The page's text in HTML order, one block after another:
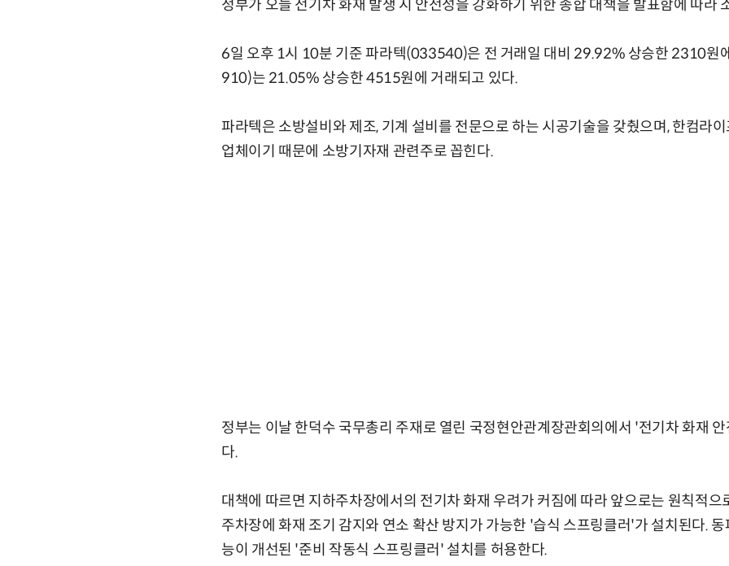
정부가 오늘 전기차 화재 발생 시 안전성을 강화하기 위한 종합 대책을 발표함에 따라
6일 오후 1시 10분 기준 파라텍(033540)은 전 거래일 대비 29.92% 상승한 2310원
910)는 21.05% 상승한 4515원에 거래되고 있다.
파라텍은 소방설비와 제조, 기계 설비를 전문으로 하는 시공기술을 갖췄으며, 한컴라
업체이기 때문에 소방기자재 관련주로 꼽힌다.
정부는 이날 한덕수 국무총리 주재로 열린 국정현안관계장관회의에서 '전기차 화재
다.
대책에 따르면 지하주차장에서의 전기차 화재 우려가 커짐에 따라 앞으로는 원칙적으
주차장에 화재 조기 감지와 연소 확산 방지가 가능한 '습식 스프링클러'가 설치된다.
능이 개선된 '준비 작동식 스프링클러' 설치를 허용한다.